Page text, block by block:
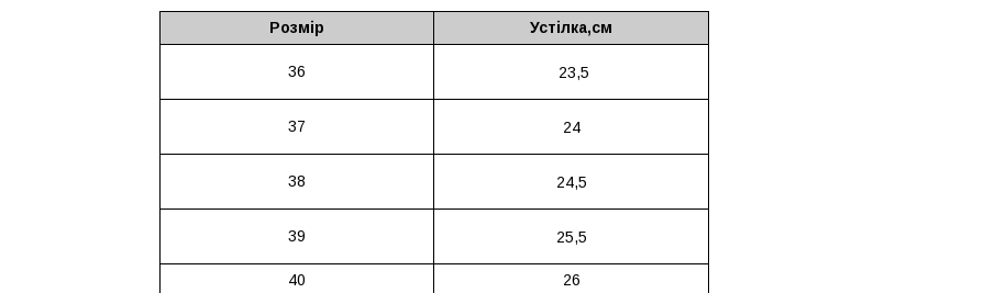
Розмір Устілка,см
36 23,5
37 24
38 24,5
39 25,5
40 26